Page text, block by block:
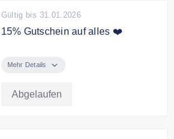
Gültig bis 31.01.2026
15% Gutschein auf alles ❤️
Rabatt auf das gesamte Sortiment.
Mehr Details
Abgelaufen